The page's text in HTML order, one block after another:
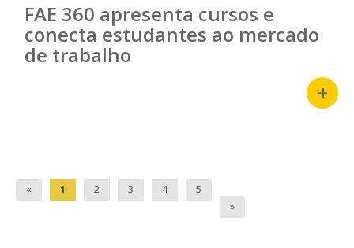
FAE 360 apresenta cursos e
conecta estudantes ao mercado
de trabalho
+
« 1 2 3 4
5
»